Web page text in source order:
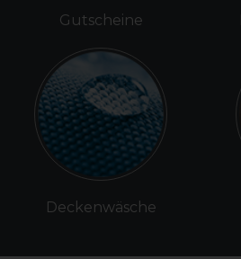
Gutscheine
Deckenwäsche